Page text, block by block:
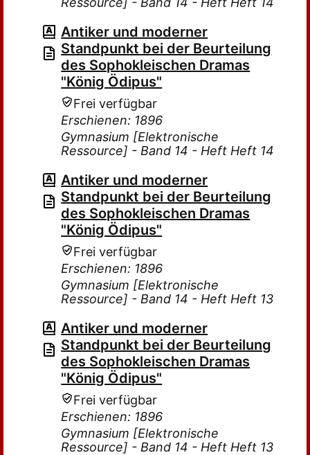
Antiker und moderner
Standpunkt bei der Beurteilung
des Sophokleischen Dramas
"König Ödipus"
Frei verfügbar
Erschienen: 1896
Gymnasium [Elektronische
Ressource] - Band 14 - Heft Heft 14
Antiker und moderner
Standpunkt bei der Beurteilung
des Sophokleischen Dramas
"König Ödipus"
Frei verfügbar
Erschienen: 1896
Gymnasium [Elektronische
Ressource] - Band 14 - Heft Heft 13
Antiker und moderner
Standpunkt bei der Beurteilung
des Sophokleischen Dramas
"König Ödipus"
Frei verfügbar
Erschienen: 1896
Gymnasium [Elektronische
Ressource] - Band 14 - Heft Heft 13